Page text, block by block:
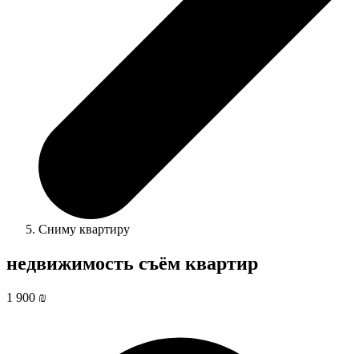
Сниму квартиру
недвижимость съём квартир
1 900 ₪